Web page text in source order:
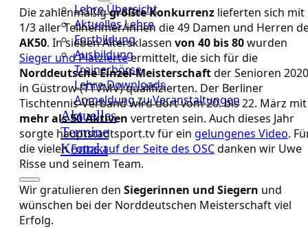
Lehre Übersicht
Aktuelles Lehre
Fortbildung
Ausbildung
Trainerbörse
Lehre Downloads
Anmeldung zu Veranstaltungen
Aktuelles
Termine
Kontakt
Die zahlenmäßiggrößte Konkurrenz lieferten sich mit
1/3 aller Teilnehmer/innen die 49 Damen und Herren
AK50. In sieben Altersklassen von 40 bis 80wurden
Sieger und Platzierteermittelt, die sich für die
Norddeutsche Einzel-Meisterschaftder Senioren 2020
in Güstrow (TTVMV) qualifizierten. Der Berliner
Tischtennis-Verband wird dort vom 20. bis 22. März mit
mehr als 50 Aktiven vertreten sein. Auch dieses Jahr
sorgte hauptstadtsport.tv für ein gelungenes Video.
die vielenFotos auf der Seite des OSCdanken wir Uwe
Risse und seinem Team.
Wir gratulieren den Siegerinnen und Siegern und
wünschen bei der Norddeutschen Meisterschaft viel
Erfolg.